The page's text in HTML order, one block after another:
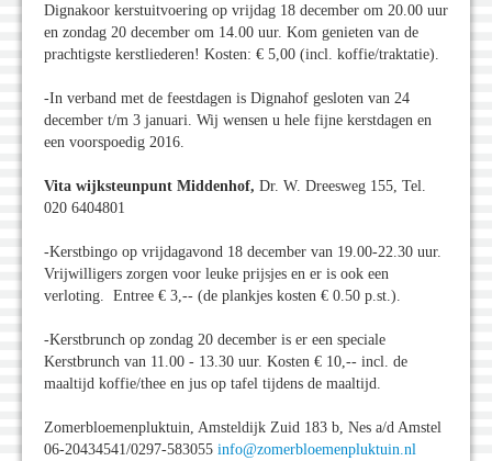
Dignakoor kerstuitvoering op vrijdag 18 december om 20.00 uur
en zondag 20 december om 14.00 uur. Kom genieten van de
prachtigste kerstliederen! Kosten: € 5,00 (incl. koffie/traktatie).
-In verband met de feestdagen is Dignahof gesloten van 24
december t/m 3 januari. Wij wensen u hele fijne kerstdagen en
een voorspoedig 2016.
Vita wijksteunpunt Middenhof, Dr. W. Dreesweg 155, Tel.
020 6404801
-Kerstbingo op vrijdagavond 18 december van 19.00-22.30 uur.
Vrijwilligers zorgen voor leuke prijsjes en er is ook een
verloting. Entree € 3,-- (de plankjes kosten € 0.50 p.st.).
-Kerstbrunch op zondag 20 december is er een speciale
Kerstbrunch van 11.00 - 13.30 uur. Kosten € 10,-- incl. de
maaltijd koffie/thee en jus op tafel tijdens de maaltijd.
Zomerbloemenpluktuin, Amsteldijk Zuid 183 b, Nes a/d Amstel
06-20434541/0297-583055 info@zomerbloemenpluktuin.nl